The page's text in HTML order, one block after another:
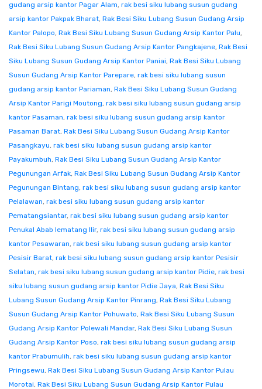
gudang arsip kantor Pagar Alam, rak besi siku lubang susun gudang
arsip kantor Pakpak Bharat, Rak Besi Siku Lubang Susun Gudang Arsip
Kantor Palopo, Rak Besi Siku Lubang Susun Gudang Arsip Kantor Palu,
Rak Besi Siku Lubang Susun Gudang Arsip Kantor Pangkajene, Rak Besi
Siku Lubang Susun Gudang Arsip Kantor Paniai, Rak Besi Siku Lubang
Susun Gudang Arsip Kantor Parepare, rak besi siku lubang susun
gudang arsip kantor Pariaman, Rak Besi Siku Lubang Susun Gudang
Arsip Kantor Parigi Moutong, rak besi siku lubang susun gudang arsip
kantor Pasaman, rak besi siku lubang susun gudang arsip kantor
Pasaman Barat, Rak Besi Siku Lubang Susun Gudang Arsip Kantor
Pasangkayu, rak besi siku lubang susun gudang arsip kantor
Payakumbuh, Rak Besi Siku Lubang Susun Gudang Arsip Kantor
Pegunungan Arfak, Rak Besi Siku Lubang Susun Gudang Arsip Kantor
Pegunungan Bintang, rak besi siku lubang susun gudang arsip kantor
Pelalawan, rak besi siku lubang susun gudang arsip kantor
Pematangsiantar, rak besi siku lubang susun gudang arsip kantor
Penukal Abab lematang Ilir, rak besi siku lubang susun gudang arsip
kantor Pesawaran, rak besi siku lubang susun gudang arsip kantor
Pesisir Barat, rak besi siku lubang susun gudang arsip kantor Pesisir
Selatan, rak besi siku lubang susun gudang arsip kantor Pidie, rak besi
siku lubang susun gudang arsip kantor Pidie Jaya, Rak Besi Siku
Lubang Susun Gudang Arsip Kantor Pinrang, Rak Besi Siku Lubang
Susun Gudang Arsip Kantor Pohuwato, Rak Besi Siku Lubang Susun
Gudang Arsip Kantor Polewali Mandar, Rak Besi Siku Lubang Susun
Gudang Arsip Kantor Poso, rak besi siku lubang susun gudang arsip
kantor Prabumulih, rak besi siku lubang susun gudang arsip kantor
Pringsewu, Rak Besi Siku Lubang Susun Gudang Arsip Kantor Pulau
Morotai, Rak Besi Siku Lubang Susun Gudang Arsip Kantor Pulau